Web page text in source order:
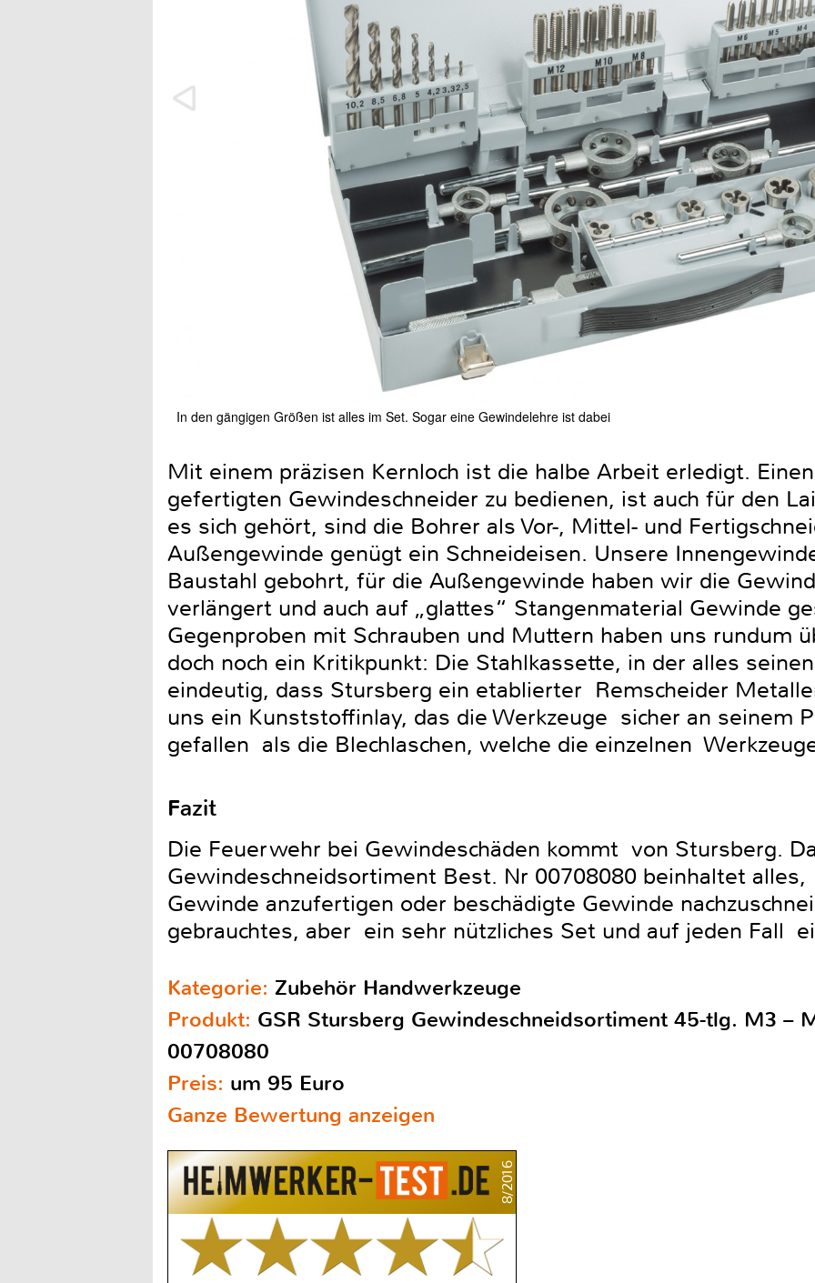
In den gängigen Größen ist alles im Set. Sogar eine Gewindelehre ist dabei
Mit einem präzisen Kernloch ist die halbe Arbeit erledigt.
gefertigten Gewindeschneider zu bedienen, ist auch für den
es sich gehört, sind die Bohrer als Vor-, Mittel- und
Außengewinde genügt ein Schneideisen. Unsere
Baustahl gebohrt, für die Außengewinde haben wir die
verlängert und auch auf „glattes“ Stangenmaterial Gewinde
Gegenproben mit Schrauben und Muttern haben uns rundum
doch noch ein Kritikpunkt: Die Stahlkassette, in der alles
eindeutig, dass Stursberg ein etablierter Remscheider
uns ein Kunststoffinlay, das die Werkzeuge sicher an seinem
gefallen als die Blechlaschen, welche die einzelnen
Fazit
Die Feuerwehr bei Gewindeschäden kommt von Stursberg.
Gewindeschneidsortiment Best. Nr 00708080 beinhaltet
Gewinde anzufertigen oder beschädigte Gewinde
gebrauchtes, aber ein sehr nützliches Set und auf jeden Fall
Kategorie: Zubehör Handwerkzeuge
Produkt: GSR Stursberg Gewindeschneidsortiment 45-tlg. M3 –
00708080
Preis: um 95 Euro
Ganze Bewertung anzeigen
8/2016